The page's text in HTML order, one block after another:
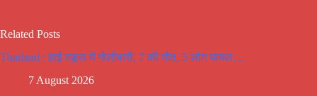
Related Posts
Thailand : हाई स्कूल में गोलीबारी, 7 की मौत, 5 लोग घायल…
7 August 2026